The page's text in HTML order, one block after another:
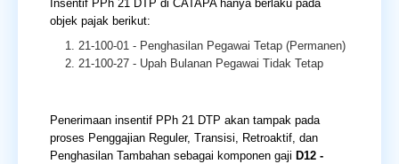
Insentif PPh 21 DTP di CATAPA hanya berlaku pada
objek pajak berikut:
21-100-01 - Penghasilan Pegawai Tetap (Permanen)
21-100-27 - Upah Bulanan Pegawai Tidak Tetap
Penerimaan insentif PPh 21 DTP akan tampak pada
proses Penggajian Reguler, Transisi, Retroaktif, dan
Penghasilan Tambahan sebagai komponen gaji D12 -